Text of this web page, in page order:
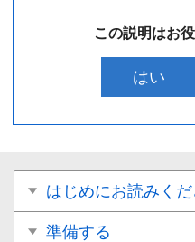
この説明はお
はい
はじめにお読みく
準備する